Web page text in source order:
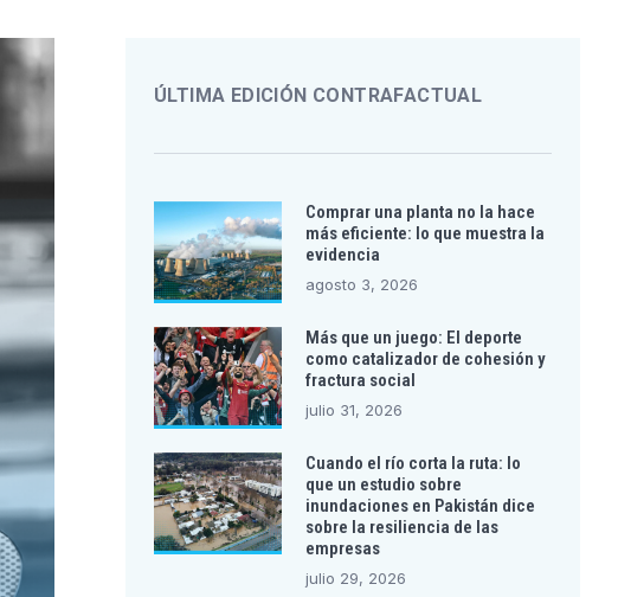
ÚLTIMA EDICIÓN CONTRAFACTUAL
Comprar una planta no la hace
más eficiente: lo que muestra la
evidencia
agosto 3, 2026
Más que un juego: El deporte
como catalizador de cohesión y
fractura social
julio 31, 2026
Cuando el río corta la ruta: lo
que un estudio sobre
inundaciones en Pakistán dice
sobre la resiliencia de las
empresas
julio 29, 2026